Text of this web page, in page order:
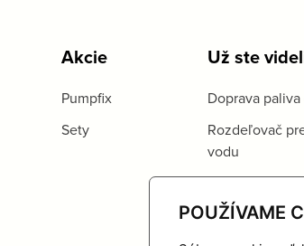
POUŽÍVAME
Akcie
Pumpfix
Sety
Už ste
Doprava
Rozdeľovač
vodu